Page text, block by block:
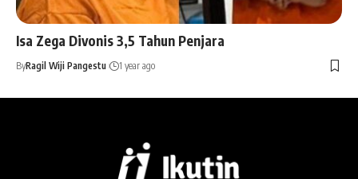
Isa Zega Divonis 3,5 Tahun Penjara
ByRagil Wiji Pangestu 1 year ago